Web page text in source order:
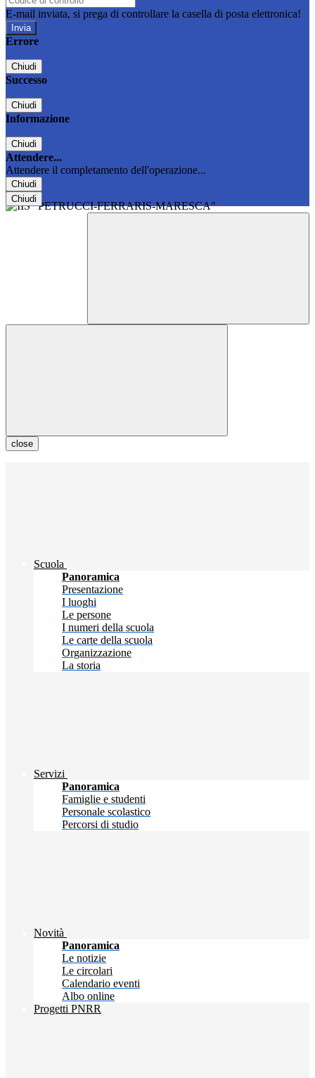
E-mail inviata, si prega di controllare la casella di posta elettronica!
Errore
Chiudi
Successo
Chiudi
Informazione
Chiudi
Attendere...
Attendere il completamento dell'operazione...
Chiudi
Chiudi
close
Scuola
Panoramica
Presentazione
I luoghi
Le persone
I numeri della scuola
Le carte della scuola
Organizzazione
La storia
Servizi
Panoramica
Famiglie e studenti
Personale scolastico
Percorsi di studio
Novità
Panoramica
Le notizie
Le circolari
Calendario eventi
Albo online
Progetti PNRR